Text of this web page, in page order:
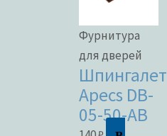
Фурнитура
для дверей
Шпингалет
Apecs DB-
05-50-AB